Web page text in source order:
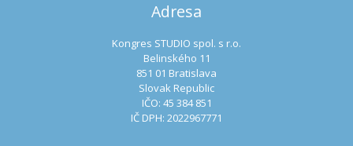
Adresa
Kongres STUDIO spol. s r.o.
Belinského 11
851 01 Bratislava
Slovak Republic
IČO: 45 384 851
IČ DPH: 2022967771